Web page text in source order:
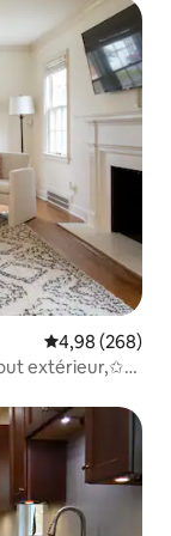
Évaluation
4,98 (268)
extérieur,✩